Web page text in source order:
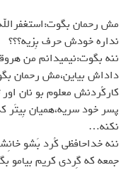
مش رحمان
نداره خودش حرف بِزيه؟؟؟
ننه بگوت:نيميدانم من
داداش بياين،مش رحمان
كاركُردنش معلوم بو نان
پسر خود سريه،هميان بِيتَر
نكنه…
ننه خداحافظي كُرد بَشو
جمعه كه گِردي كريم بيامو